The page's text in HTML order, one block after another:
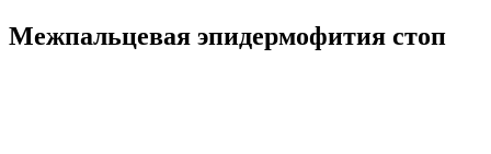
Межпальцевая эпидермофития стоп